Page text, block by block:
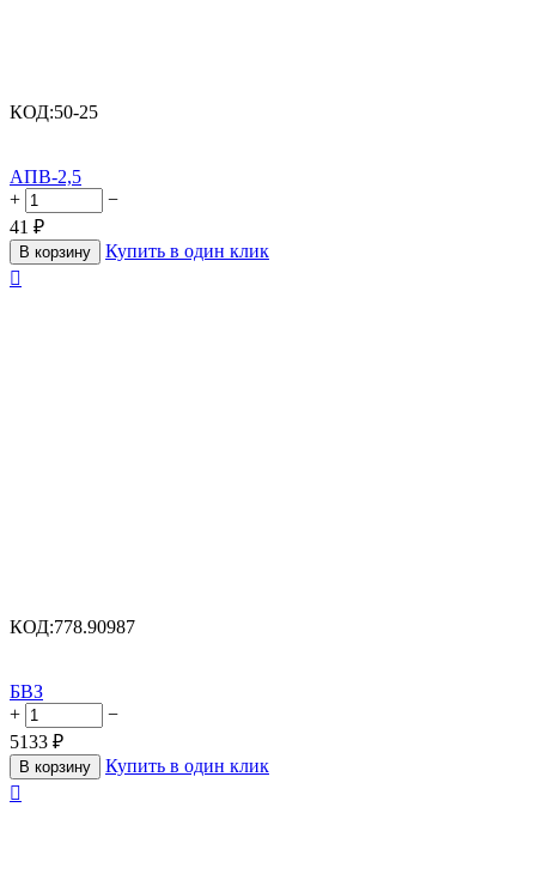
КОД:50-25
АПВ-2,5
+
−
41 ₽
В корзину
Купить в один клик

КОД:778.90987
БВЗ
+
−
5133 ₽
В корзину
Купить в один клик
